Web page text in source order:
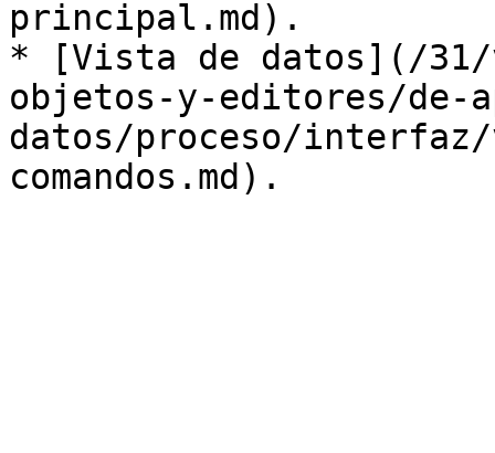
principal.md).
* [Vista de datos](/31/
objetos-y-editores/de-
datos/proceso/